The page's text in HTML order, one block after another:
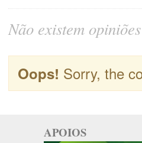
Não existem
Oops! Sorry, the
APOIOS